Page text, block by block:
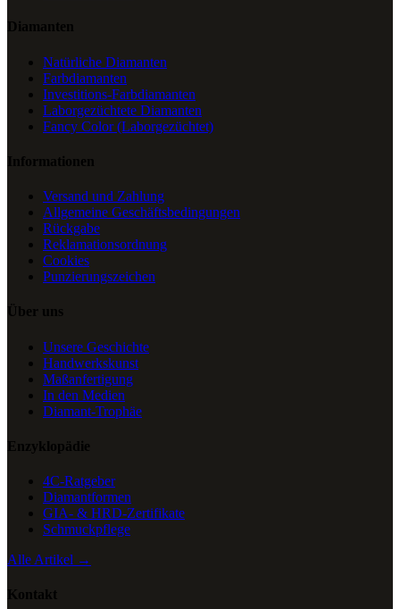
Diamanten
Natürliche Diamanten
Farbdiamanten
Investitions-Farbdiamanten
Laborgezüchtete Diamanten
Fancy Color (Laborgezüchtet)
Informationen
Versand und Zahlung
Allgemeine Geschäftsbedingungen
Rückgabe
Reklamationsordnung
Cookies
Punzierungszeichen
Über uns
Unsere Geschichte
Handwerkskunst
Maßanfertigung
In den Medien
Diamant-Trophäe
Enzyklopädie
4C-Ratgeber
Diamantformen
GIA- & HRD-Zertifikate
Schmuckpflege
Alle Artikel →
Kontakt